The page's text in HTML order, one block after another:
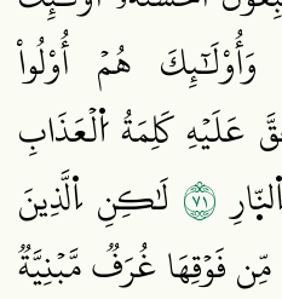
وَأُوْلَٰٓئِكَ هُمۡ أُوْلُواْ
عَلَيۡهِ كَلِمَةُ اُ۬لۡعَذَابِ
١٧ لَٰكِنِ اِ۬لَّذِينَ
فَوۡقِهَا غُرَفٞ مَّبۡنِيَّةٞ